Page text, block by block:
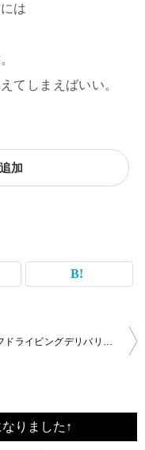
は
てしまえばいい。
加
りました↑